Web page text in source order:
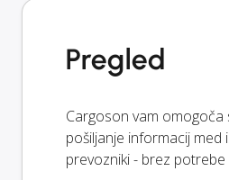
Pregled
Cargoson vam omogoča
pošiljanje informacij med
prevozniki - brez